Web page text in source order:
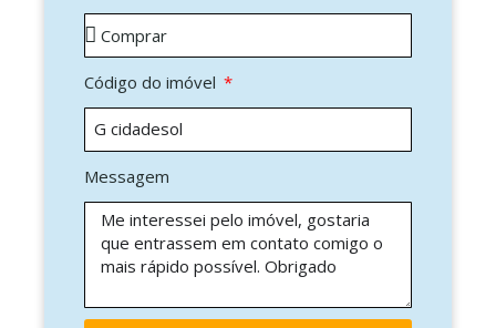
Código do imóvel
Messagem